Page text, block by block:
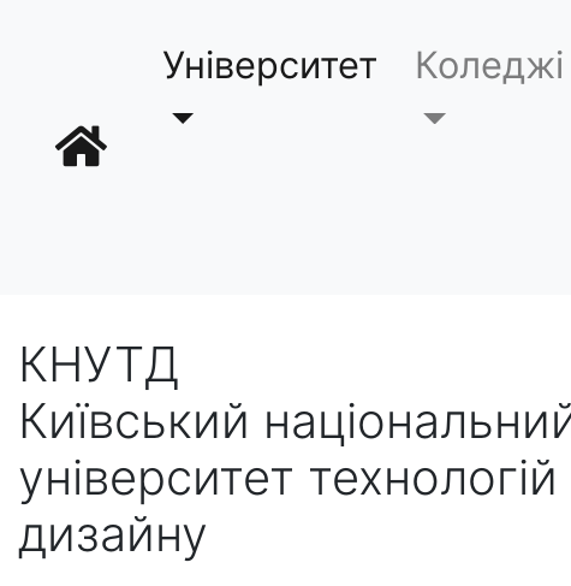
Університет Коледжі
КНУТД
Київський
університет технологій
дизайну